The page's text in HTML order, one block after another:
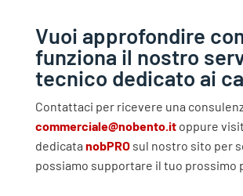
Vuoi approfondire
funziona il nostro
tecnico dedicato ai
Contattaci per ricevere una
commerciale@nobento.it oppure
dedicata nobPRO sul nostro sito per
possiamo supportare il tuo prossimo